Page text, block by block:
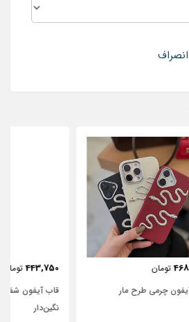
انصراف
قاب آیفون شفاف با پاپیون سفید و